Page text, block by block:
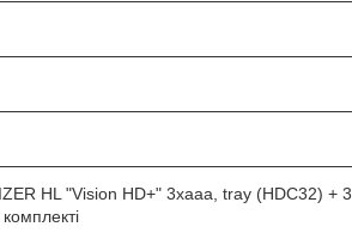
HL "Vision HD+" 3xaaa, tray (HDC32) + 3